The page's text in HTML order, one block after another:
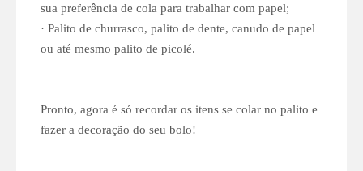
sua preferência de cola para trabalhar com papel;
· Palito de churrasco, palito de dente, canudo de papel
ou até mesmo palito de picolé.
Pronto, agora é só recordar os itens se colar no palito e
fazer a decoração do seu bolo!